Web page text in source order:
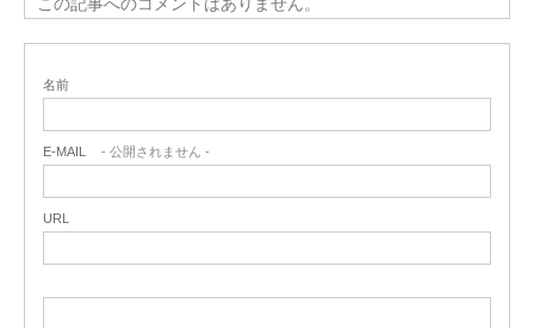
名前
E-MAIL - 公開されません -
URL